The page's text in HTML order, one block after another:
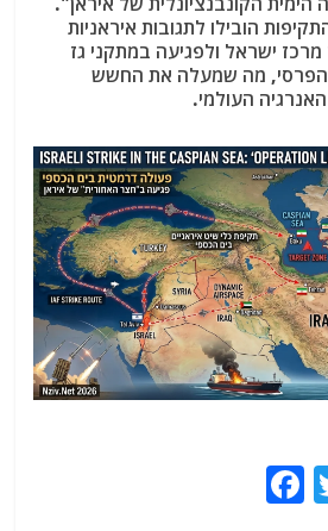
הובילו לתגובות איראניות
מרכז ישראל ולפגיעה במתקני גז
הפרסי, מה שמעלה את החשש
העולמי.
T